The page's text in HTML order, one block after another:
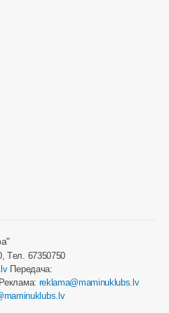
Tел. 67350750
Передача:
reklama@maminuklubs.lv